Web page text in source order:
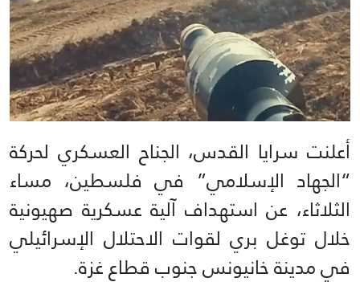
أعلنت سرايا القدس، الجناح العسكري لحركة
“الجهاد الإسلامي” في فلسطين، مساء
الثلاثاء، عن استهداف آلية عسكرية صهيونية
خلال توغل بري لقوات الاحتلال الإسرائيلي
في مدينة خانيونس جنوب قطاع غزة.